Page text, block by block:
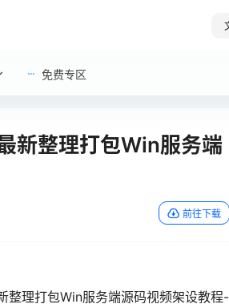
免费专区
新整理打包Win服务端
前往下载
整理打包Win服务端源码视频架设教程-